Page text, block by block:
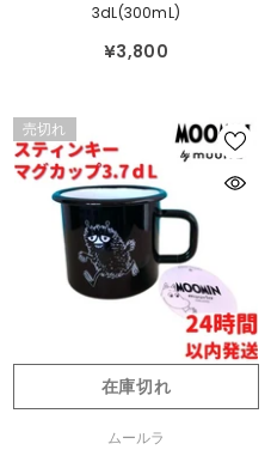
3dL(300mL)
¥3,800
売切れ
在庫切れ
ムールラ